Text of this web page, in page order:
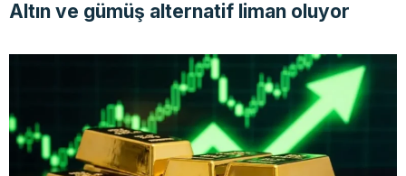
Altın ve gümüş alternatif liman oluyor